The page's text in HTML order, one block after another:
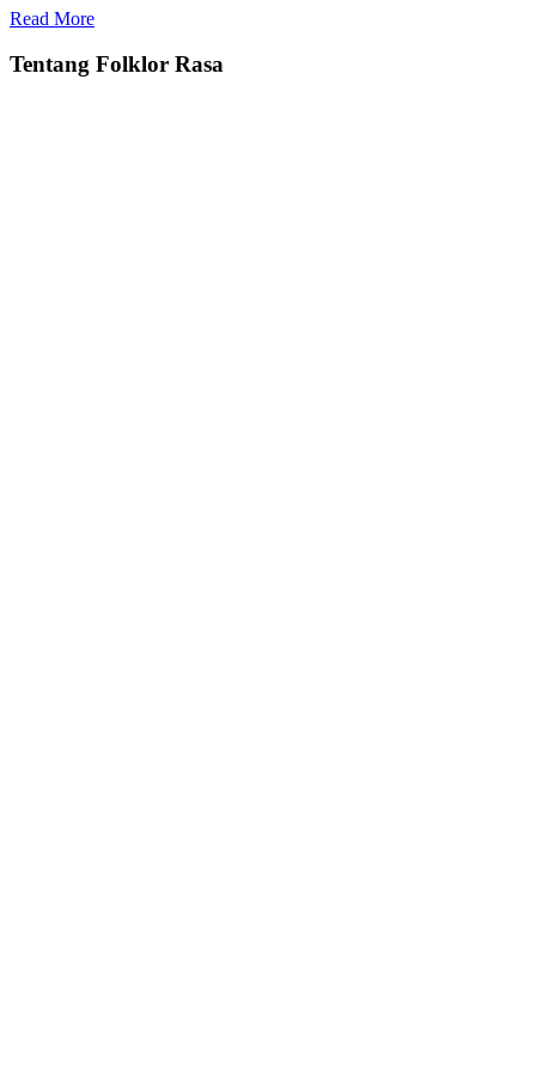
Read More
Tentang Folklor Rasa